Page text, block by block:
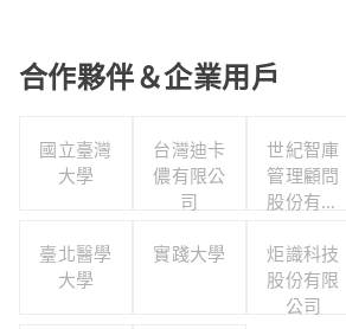
合作夥伴＆企業用戶
國立臺灣
大學
台灣迪卡
儂有限公
司
世紀智庫
管理顧問
股份有限
臺北醫學
大學
實踐大學
炬識科技
股份有限
公司